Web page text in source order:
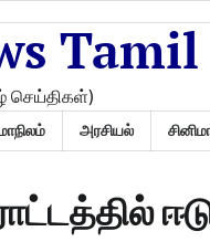
Tamil
செய்திகள்)
அரசியல்